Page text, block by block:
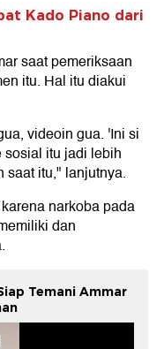
Kado Piano dari
saat pemeriksaan
itu. Hal itu diakui
videoin gua. 'Ini si
sosial itu jadi lebih
saat itu," lanjutnya.
narkoba pada
dan
Temani Ammar